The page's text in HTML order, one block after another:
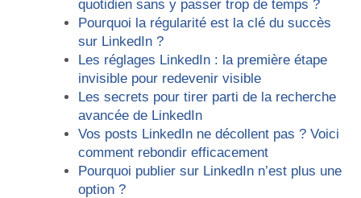
quotidien sans y passer trop de temps ?
Pourquoi la régularité est la clé du succès
sur LinkedIn ?
Les réglages LinkedIn : la première étape
invisible pour redevenir visible
Les secrets pour tirer parti de la recherche
avancée de LinkedIn
Vos posts LinkedIn ne décollent pas ? Voici
comment rebondir efficacement
Pourquoi publier sur LinkedIn n’est plus une
option ?